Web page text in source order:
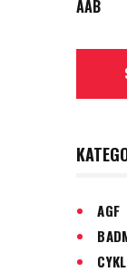
AAB
AGF